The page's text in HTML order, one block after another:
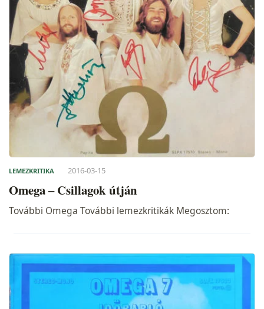
LEMEZKRITIKA 2016-03-15
Omega – Csillagok útján
További Omega További lemezkritikák Megosztom: